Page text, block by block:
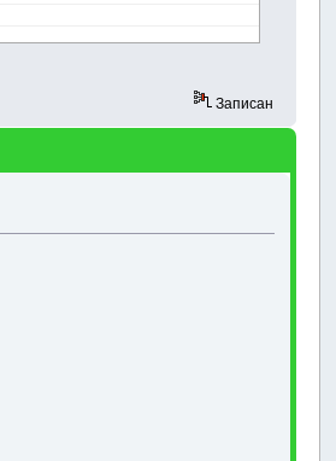
Записан